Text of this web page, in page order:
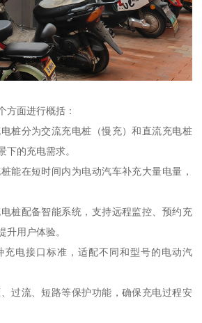
方面进行概括：
桩分为交流充电桩（慢充）和直流充电桩
下的充电需求。
能在短时间内为电动汽车补充大量电量，
桩配备智能系统，支持远程监控、预约充
升用户体验。
充电接口标准，适配不同和型号的电动汽
过流、短路等保护功能，确保充电过程安